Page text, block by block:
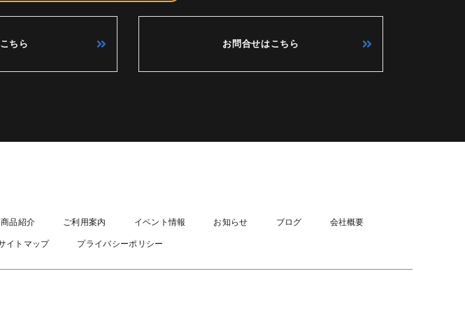
ちら お問合せはこちら
商品紹介 ご利用案内 イベント情報 お知らせ ブログ 会社概要
イトマップ プライバシーポリシー